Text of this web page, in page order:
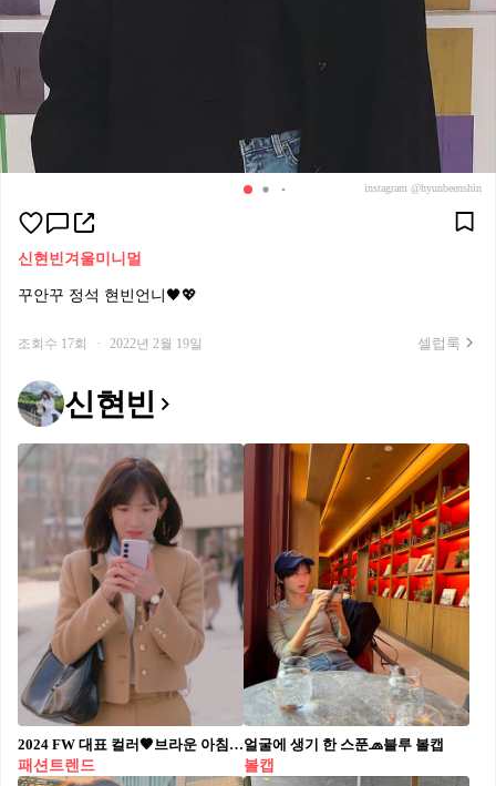
instagram @hyunbeenshin
신현빈겨울미니멀
꾸안꾸 정석 현빈언니🖤💖
조회수 17회 · 2022년 2월 19일 셀럽룩
신현빈
2024 FW 대표 컬러🤎브라운 아침저녁으로 선선해진 날씨를 보니 가을이 곧 다가오고 있음을 느낍니다. 이 시점에서 주목해야 할 것은 바로 이번 가을과 겨울의 대표 트렌드 컬러인 브라운입니다! 따뜻한 브라운 컬러는 차분하면서도 최근 유행하는 미니멀룩과 드뮤어룩에 완벽하게 어울리는데요. 이번 가을에는 셀럽들의 브라운 아이템을 참고하여 멋진 가을을 맞이해 보세요! 1. 이청아: 생로랑(가방) - 스웨이드 소재의 LE 5 À 7 소프트 라지 백 2. 윈터: 폴로 랄프 로렌(가방) - 폴로 ID 스웨이드 미니 숄더백 3. 허영지: 스탠드오일(가방) - 오블롱백 4. 김지영: 제너럴아이디어(상의) - 시그니처 울 크루넥 가디건 5. 신현빈: 레이브(아우터) - 트러커 재킷 인 브라운 6. 효민: 마르디 메크르디 악티프(하의) - 뷰르 얼티밋 컴포트 바이커 레깅스 더 플라워(BEURRE ULTIMATE COMFORT biker leggings theflower) 7. 임수향: 시야쥬(하의) - SIPT7125 와샤 퍼티그 팬츠
패션트렌드
얼굴에 생기 한 스푼🧢블루 볼캡
볼캡